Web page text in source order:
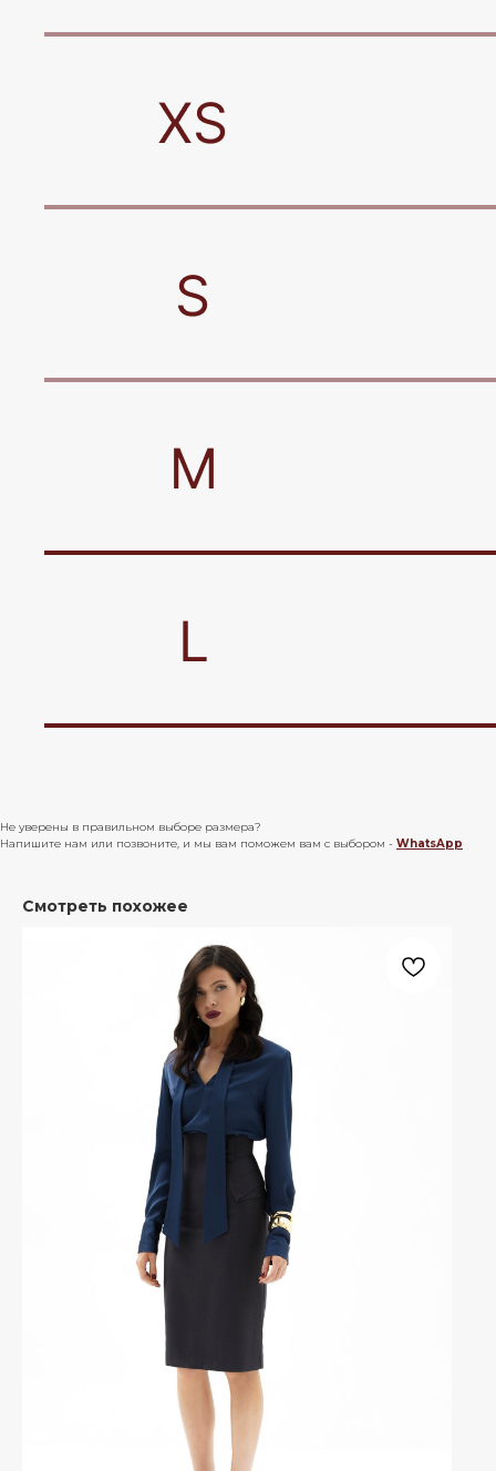
Не уверены в правильном выборе размера?
Напишите нам или позвоните, и мы вам поможем вам с выбором - WhatsApp
Смотреть похожее